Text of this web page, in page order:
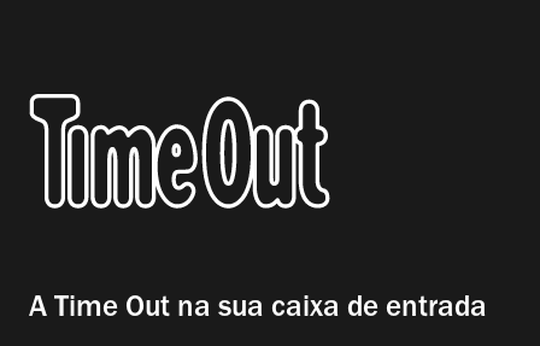
A Time Out na sua caixa de entrada